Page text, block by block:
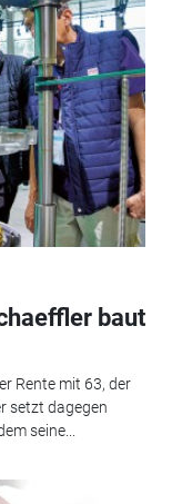
baut
Rente mit 63, der
setzt dagegen
seine...